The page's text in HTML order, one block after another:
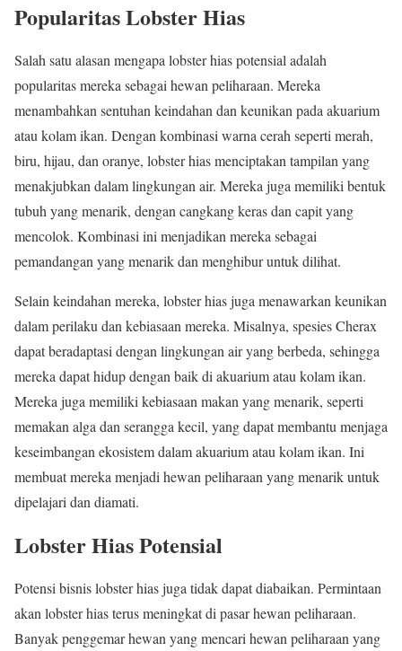
Popularitas Lobster Hias
Salah satu alasan mengapa lobster hias potensial adalah
popularitas mereka sebagai hewan peliharaan. Mereka
menambahkan sentuhan keindahan dan keunikan pada akuarium
atau kolam ikan. Dengan kombinasi warna cerah seperti merah,
biru, hijau, dan oranye, lobster hias menciptakan tampilan yang
menakjubkan dalam lingkungan air. Mereka juga memiliki bentuk
tubuh yang menarik, dengan cangkang keras dan capit yang
mencolok. Kombinasi ini menjadikan mereka sebagai
pemandangan yang menarik dan menghibur untuk dilihat.
Selain keindahan mereka, lobster hias juga menawarkan keunikan
dalam perilaku dan kebiasaan mereka. Misalnya, spesies Cherax
dapat beradaptasi dengan lingkungan air yang berbeda, sehingga
mereka dapat hidup dengan baik di akuarium atau kolam ikan.
Mereka juga memiliki kebiasaan makan yang menarik, seperti
memakan alga dan serangga kecil, yang dapat membantu menjaga
keseimbangan ekosistem dalam akuarium atau kolam ikan. Ini
membuat mereka menjadi hewan peliharaan yang menarik untuk
dipelajari dan diamati.
Lobster Hias Potensial
Potensi bisnis lobster hias juga tidak dapat diabaikan. Permintaan
akan lobster hias terus meningkat di pasar hewan peliharaan.
Banyak penggemar hewan yang mencari hewan peliharaan yang